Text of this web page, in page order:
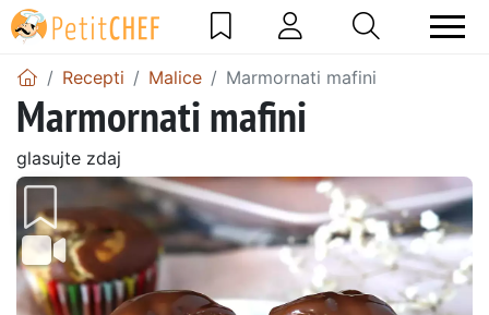
Recepti Malice Marmornati mafini
Marmornati mafini
glasujte zdaj